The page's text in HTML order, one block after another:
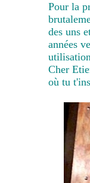
Pour la
des uns
années
Cher
où tu